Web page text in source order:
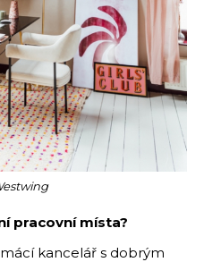
pracovní místa?
kancelář s dobrým